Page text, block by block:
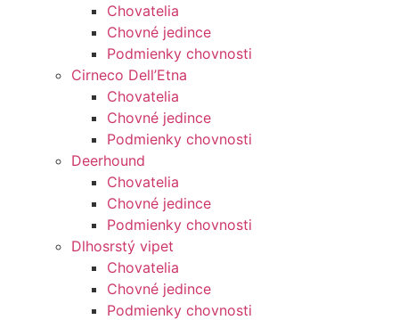
Chovatelia
Chovné jedince
Podmienky chovnosti
Cirneco Dell’Etna
Chovatelia
Chovné jedince
Podmienky chovnosti
Deerhound
Chovatelia
Chovné jedince
Podmienky chovnosti
Dlhosrstý vipet
Chovatelia
Chovné jedince
Podmienky chovnosti